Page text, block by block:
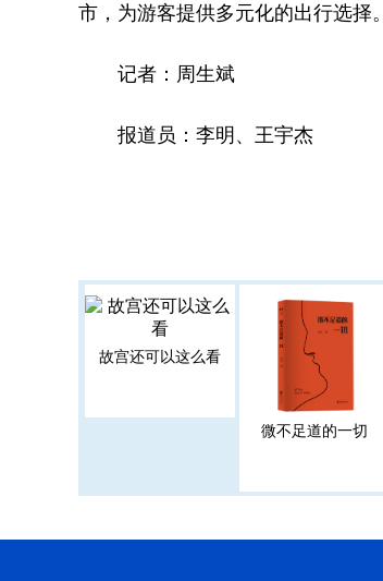
市，为游客提供多元化的出行选择。
记者：周生斌
报道员：李明、王宇杰
故宫还可以这么看
微不足道的一切